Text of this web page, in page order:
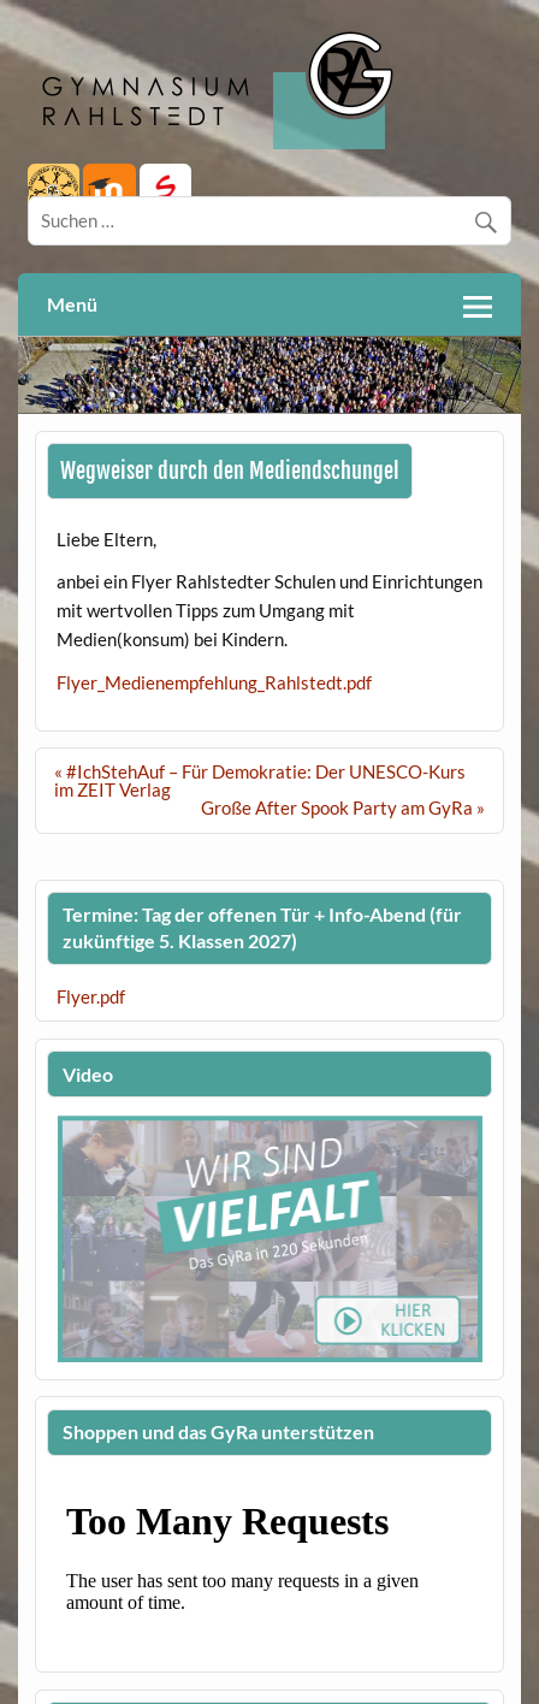
Skip
content
Gymnasium Rahlstedt
Hamburg
Menü
Wegweiser durch den Mediendschungel
Liebe Eltern,
anbei ein Flyer Rahlstedter Schulen und Einrichtungen
mit wertvollen Tipps zum Umgang mit
Medien(konsum) bei Kindern.
Flyer_Medienempfehlung_Rahlstedt.pdf
Beitragsnavigation
« #IchStehAuf – Für Demokratie: Der UNESCO-Kurs
im ZEIT Verlag
Große After Spook Party am GyRa »
Termine: Tag der offenen Tür + Info-Abend (für
zukünftige 5. Klassen 2027)
Flyer.pdf
Video
Shoppen und das GyRa unterstützen